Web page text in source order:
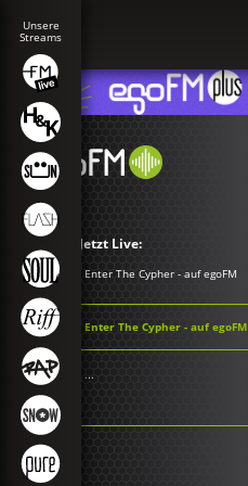
Jetzt Live:
Enter The Cypher - auf egoFM
Enter The Cypher - auf egoFM
...